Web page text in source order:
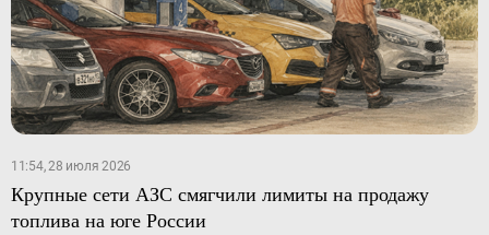
11:54, 28 июля 2026
Крупные сети АЗС смягчили лимиты на продажу
топлива на юге России